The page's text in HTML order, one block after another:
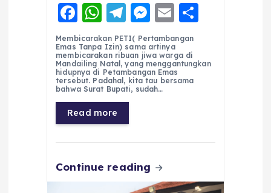
F
a
c
e
b
o
o
k
W
h
a
ts
A
p
p
T
el
e
g
r
a
m
M
e
ss
e
n
E
m
ai
l
re
Membicarakan PETI( Pertambangan
Emas Tanpa Izin) sama artinya
membicarakan ribuan jiwa warga di
Mandailing Natal, yang menggantungkan
hidupnya di Petambangan Emas
tersebut. Padahal, kita tau bersama
bahwa Surat Bupati, sudah…
Read more
Continue reading